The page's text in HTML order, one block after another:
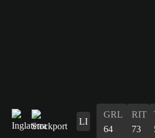
LI
GRL
64
RIT
73